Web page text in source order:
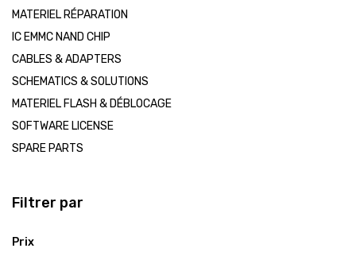
BOUTIQUE
العربية
gsm4repair@gmail.com
MATERIEL RÉPARATION
IC EMMC NAND CHIP
CABLES & ADAPTERS
SCHEMATICS & SOLUTIONS
MATERIEL FLASH & DÉBLOCAGE
SOFTWARE LICENSE
SPARE PARTS
Filtrer par
Prix